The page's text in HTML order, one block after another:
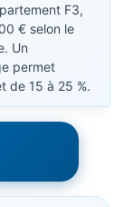
F3,
€ selon le
Un
permet
de 15 à 25 %.